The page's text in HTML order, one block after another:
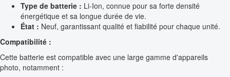
Type de batterie : Li-Ion, connue pour sa forte densité
énergétique et sa longue durée de vie.
État : Neuf, garantissant qualité et fiabilité pour chaque unité.
Compatibilité :
Cette batterie est compatible avec une large gamme d'appareils
photo, notamment :